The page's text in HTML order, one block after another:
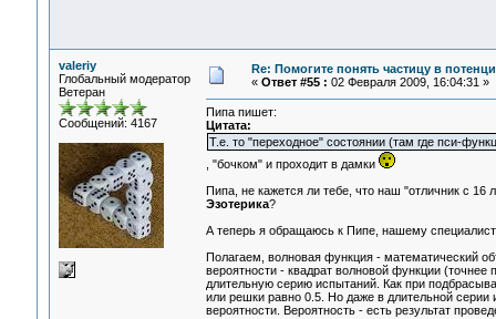
valeriy
Глобальный модератор
Ветеран
Сообщений: 4167
Re: Помогите понять частицу в
« Ответ #55 : 02 Февраля 2009, 16:04:31 »
Пипа пишет:
Цитата:
Т.е. то "переходное" состоянии (там где пси-
, "бочком" и проходит в дамки
Пипа, не кажется ли тебе, что наш "отличник с
Эзотерика?
А теперь я обращаюсь к Пипе, нашему
Полагаем, волновая функция - математический
вероятности - квадрат волновой функции
длительную серию испытаний. Как при
или решки равно 0.5. Но даже в длительной серии
вероятности. Вероятность - есть результат